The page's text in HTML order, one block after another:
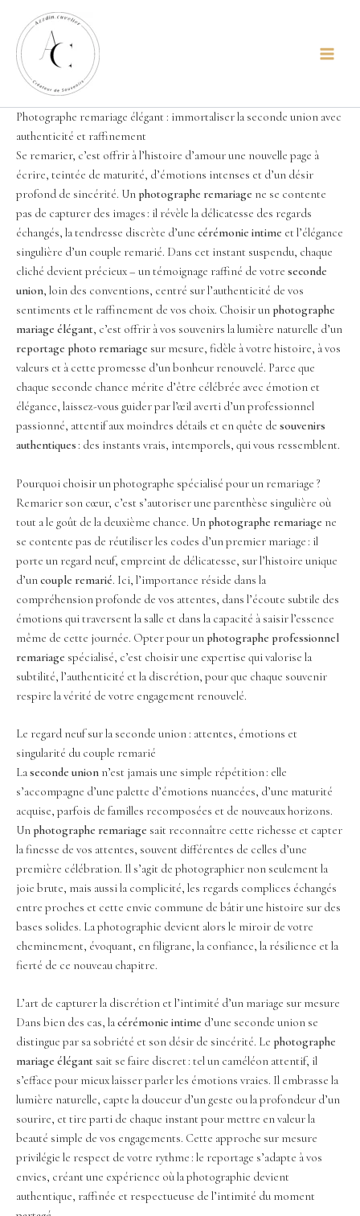
principal
contenu
Photographe remariage élégant : immortaliser la seconde union avec
authenticité et raffinement
Se remarier, c’est offrir à l’histoire d’amour une nouvelle page à
écrire, teintée de maturité, d’émotions intenses et d’un désir
profond de sincérité. Un photographe remariage ne se contente
pas de capturer des images : il révèle la délicatesse des regards
échangés, la tendresse discrète d’une cérémonie intime et l’élégance
singulière d’un couple remarié. Dans cet instant suspendu, chaque
cliché devient précieux – un témoignage raffiné de votre seconde
union, loin des conventions, centré sur l’authenticité de vos
sentiments et le raffinement de vos choix. Choisir un photographe
mariage élégant, c’est offrir à vos souvenirs la lumière naturelle d’un
reportage photo remariage sur mesure, fidèle à votre histoire, à vos
valeurs et à cette promesse d’un bonheur renouvelé. Parce que
chaque seconde chance mérite d’être célébrée avec émotion et
élégance, laissez-vous guider par l’œil averti d’un professionnel
passionné, attentif aux moindres détails et en quête de souvenirs
authentiques : des instants vrais, intemporels, qui vous ressemblent.
Pourquoi choisir un photographe spécialisé pour un remariage ?
Remarier son cœur, c’est s’autoriser une parenthèse singulière où
tout a le goût de la deuxième chance. Un photographe remariage ne
se contente pas de réutiliser les codes d’un premier mariage : il
porte un regard neuf, empreint de délicatesse, sur l’histoire unique
d’uncouple remarié. Ici, l’importance réside dans la
compréhension profonde de vos attentes, dans l’écoute subtile des
émotions qui traversent la salle et dans la capacité à saisir l’essence
même de cette journée. Opter pour un photographe professionnel
remariage spécialisé, c’est choisir une expertise qui valorise la
subtilité, l’authenticité et la discrétion, pour que chaque souvenir
respire la vérité de votre engagement renouvelé.
Le regard neuf sur la seconde union : attentes, émotions et
singularité du couple remarié
Laseconde union n’est jamais une simple répétition : elle
s’accompagne d’une palette d’émotions nuancées, d’une maturité
acquise, parfois de familles recomposées et de nouveaux horizons.
Un photographe remariage sait reconnaître cette richesse et capter
la finesse de vos attentes, souvent différentes de celles d’une
première célébration. Il s’agit de photographier non seulement la
joie brute, mais aussi la complicité, les regards complices échangés
entre proches et cette envie commune de bâtir une histoire sur des
bases solides. La photographie devient alors le miroir de votre
cheminement, évoquant, en filigrane, la confiance, la résilience et la
fierté de ce nouveau chapitre.
L’art de capturer la discrétion et l’intimité d’un mariage sur mesure
Dans bien des cas, lacérémonie intime d’une seconde union se
distingue par sa sobriété et son désir de sincérité. Le photographe
mariage élégant sait se faire discret : tel un caméléon attentif, il
s’efface pour mieux laisser parler les émotions vraies. Il embrasse la
lumière naturelle, capte la douceur d’un geste ou la profondeur d’un
sourire, et tire parti de chaque instant pour mettre en valeur la
beauté simple de vos engagements. Cette approche sur mesure
privilégie le respect de votre rythme : le reportage s’adapte à vos
envies, créant une expérience où la photographie devient
authentique, raffinée et respectueuse de l’intimité du moment